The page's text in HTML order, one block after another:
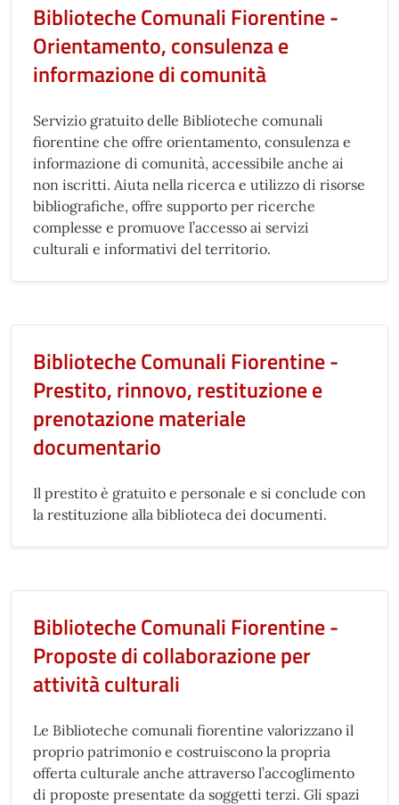
Biblioteche Comunali Fiorentine -
Orientamento, consulenza e
informazione di comunità
Servizio gratuito delle Biblioteche comunali
fiorentine che offre orientamento, consulenza e
informazione di comunità, accessibile anche ai
non iscritti. Aiuta nella ricerca e utilizzo di risorse
bibliografiche, offre supporto per ricerche
complesse e promuove l’accesso ai servizi
culturali e informativi del territorio.
Biblioteche Comunali Fiorentine -
Prestito, rinnovo, restituzione e
prenotazione materiale
documentario
Il prestito è gratuito e personale e si conclude con
la restituzione alla biblioteca dei documenti.
Biblioteche Comunali Fiorentine -
Proposte di collaborazione per
attività culturali
Le Biblioteche comunali fiorentine valorizzano il
proprio patrimonio e costruiscono la propria
offerta culturale anche attraverso l’accoglimento
di proposte presentate da soggetti terzi. Gli spazi